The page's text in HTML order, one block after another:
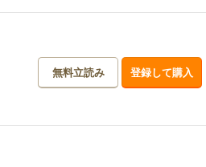
無料立読み 登録して購入